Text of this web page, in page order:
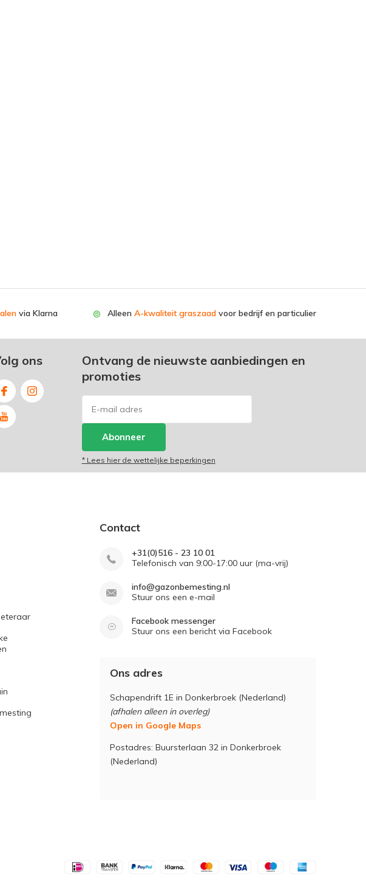
via Klarna Alleen A-kwaliteit graszaad voor bedrijf en particulier
ons
Ontvang de nieuwste aanbiedingen en
promoties
Abonneer
* Lees hier de wettelijke beperkingen
Contact
+31(0)516 - 23 10 01
Telefonisch van 9:00-17:00 uur (ma-vrij)
info@gazonbemesting.nl
Stuur ons een e-mail
Facebook messenger
Stuur ons een bericht via Facebook
Ons adres
Schapendrift 1E in Donkerbroek (Nederland)
(afhalen alleen in overleg)
Open in Google Maps
Postadres: Buursterlaan 32 in Donkerbroek
(Nederland)